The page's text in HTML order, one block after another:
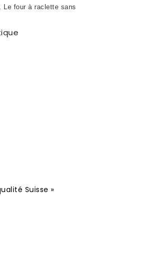
Le four à raclette sans
Suisse »